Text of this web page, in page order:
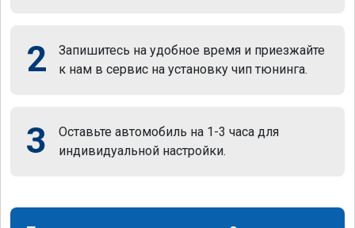
2
Запишитесь на удобное время и приезжайте
к нам в сервис на установку чип тюнинга.
3
Оставьте автомобиль на 1-3 часа для
индивидуальной настройки.